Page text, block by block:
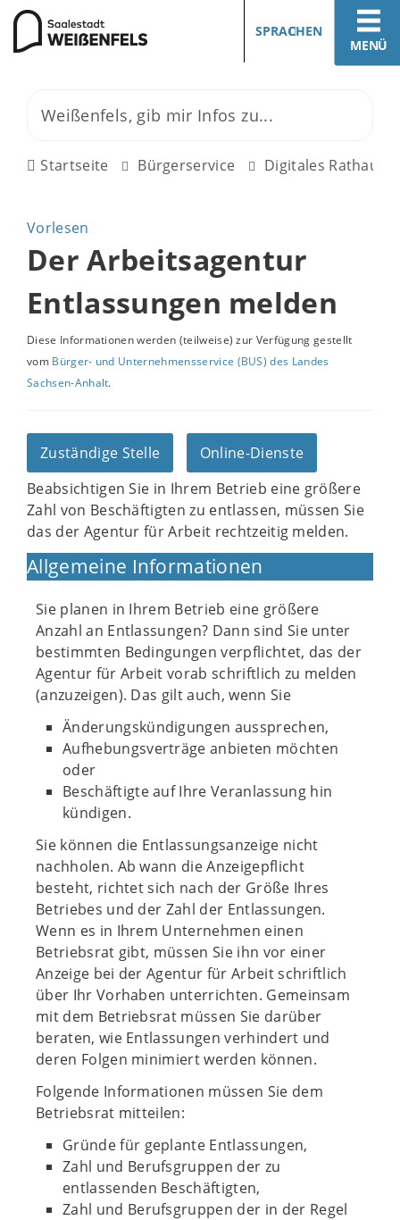
MENÜ
SPRACHEN
Startseite Bürgerservice Digitales Rathaus
Vorlesen
Der Arbeitsagentur
Entlassungen melden
Diese Informationen werden (teilweise) zur Verfügung gestellt
vom Bürger- und Unternehmensservice (BUS) des Landes
Sachsen-Anhalt.
Zuständige Stelle
Online-Dienste
Beabsichtigen Sie in Ihrem Betrieb eine größere
Zahl von Beschäftigten zu entlassen, müssen Sie
das der Agentur für Arbeit rechtzeitig melden.
Allgemeine Informationen
Sie planen in Ihrem Betrieb eine größere
Anzahl an Entlassungen? Dann sind Sie unter
bestimmten Bedingungen verpflichtet, das der
Agentur für Arbeit vorab schriftlich zu melden
(anzuzeigen). Das gilt auch, wenn Sie
Änderungskündigungen aussprechen,
Aufhebungsverträge anbieten möchten
oder
Beschäftigte auf Ihre Veranlassung hin
kündigen.
Sie können die Entlassungsanzeige nicht
nachholen. Ab wann die Anzeigepflicht
besteht, richtet sich nach der Größe Ihres
Betriebes und der Zahl der Entlassungen.
Wenn es in Ihrem Unternehmen einen
Betriebsrat gibt, müssen Sie ihn vor einer
Anzeige bei der Agentur für Arbeit schriftlich
über Ihr Vorhaben unterrichten. Gemeinsam
mit dem Betriebsrat müssen Sie darüber
beraten, wie Entlassungen verhindert und
deren Folgen minimiert werden können.
Folgende Informationen müssen Sie dem
Betriebsrat mitteilen:
Gründe für geplante Entlassungen,
Zahl und Berufsgruppen der zu
entlassenden Beschäftigten,
Zahl und Berufsgruppen der in der Regel